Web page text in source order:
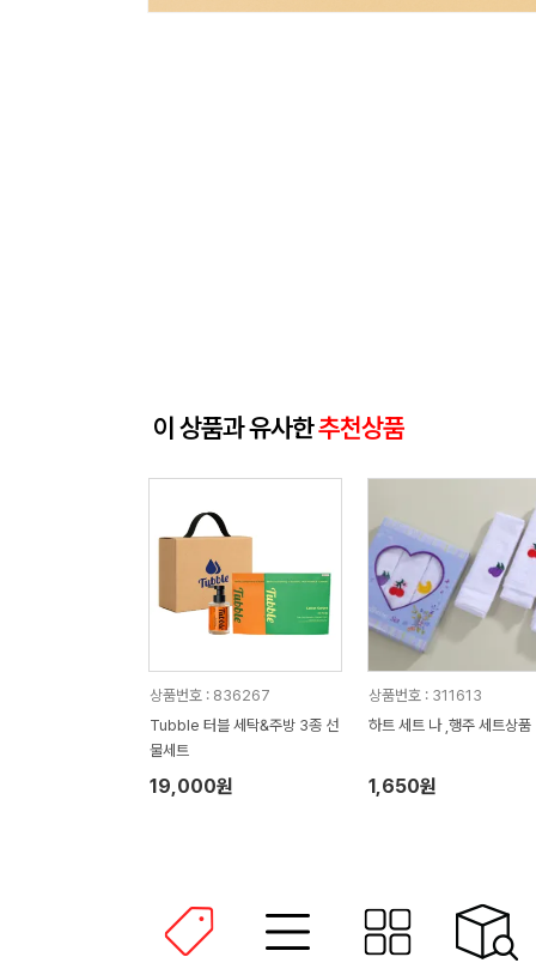
이 상품과 유사한추천상품
상품번호 : 836267
Tubble 터블 세탁&주방 3종 선
물세트
19,000원
상품번호 : 311613
하트 세트 나 ,행주 세트상품
1,650원